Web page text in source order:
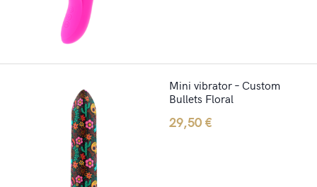
Mini vibrator – Custom
Bullets Floral
29,50€